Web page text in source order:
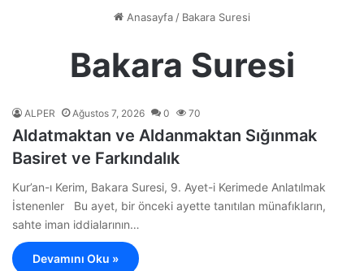
Anasayfa / Bakara Suresi
Bakara Suresi
ALPER Ağustos 7, 2026 0 70
Aldatmaktan ve Aldanmaktan Sığınmak
Basiret ve Farkındalık
Kur’an-ı Kerim, Bakara Suresi, 9. Ayet-i Kerimede Anlatılmak
İstenenler Bu ayet, bir önceki ayette tanıtılan münafıkların,
sahte iman iddialarının…
Devamını Oku »